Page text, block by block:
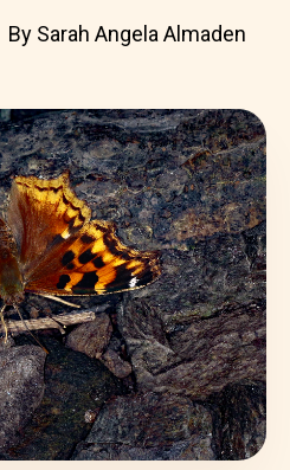
By Sarah Angela Almaden